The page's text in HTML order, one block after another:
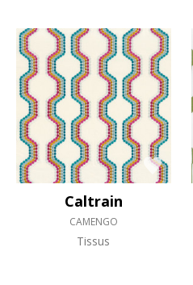
Caltrain
CAMENGO
Tissus